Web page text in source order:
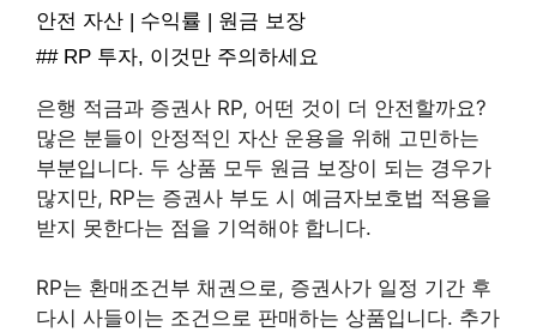
안전 자산 | 수익률 | 원금 보장
## RP 투자, 이것만 주의하세요
은행 적금과 증권사 RP, 어떤 것이 더 안전할까요?
많은 분들이 안정적인 자산 운용을 위해 고민하는
부분입니다. 두 상품 모두 원금 보장이 되는 경우가
많지만, RP는 증권사 부도 시 예금자보호법 적용을
받지 못한다는 점을 기억해야 합니다.
RP는 환매조건부 채권으로, 증권사가 일정 기간 후
다시 사들이는 조건으로 판매하는 상품입니다. 추가